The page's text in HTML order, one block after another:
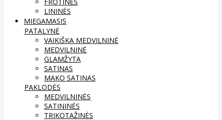
LININĖS
MIEGAMASIS
PATALYNĖ
VAIKIŠKA MEDVILNINĖ
MEDVILNINĖ
GLAMŽYTA
SATINAS
MAKO SATINAS
PAKLODĖS
MEDVILNINĖS
SATININĖS
TRIKOTAŽINĖS